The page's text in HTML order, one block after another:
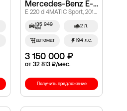
Mercedes-Benz E-Класс, V (W213, S213, C238)
E 220 d 4MATIC Sport, 2019 г.
135 949
км 2 л.
автомат 194 л.с.
3 150 000 ₽
от 32 813 ₽/мес.
Получить предложение